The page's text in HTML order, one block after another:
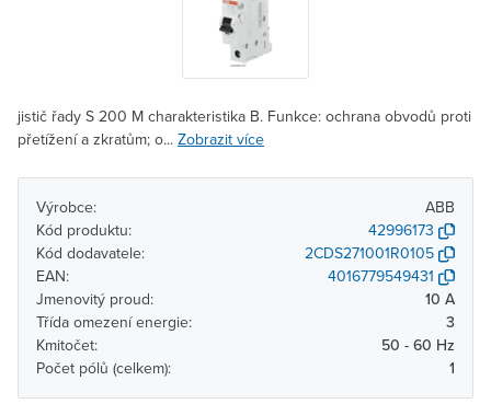
jistič řady S 200 M charakteristika B. Funkce: ochrana obvodů proti
přetížení a zkratům; o... Zobrazit více
Výrobce:
ABB
Kód produktu:
42996173
Kód dodavatele:
2CDS271001R0105
EAN:
4016779549431
Jmenovitý proud:
10 A
Třída omezení energie:
3
Kmitočet:
50 - 60 Hz
Počet pólů (celkem):
1